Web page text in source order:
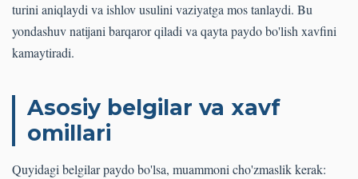
turini aniqlaydi va ishlov usulini vaziyatga mos tanlaydi. Bu
yondashuv natijani barqaror qiladi va qayta paydo bo'lish xavfini
kamaytiradi.
Asosiy belgilar va xavf
omillari
Quyidagi belgilar paydo bo'lsa, muammoni cho'zmaslik kerak: